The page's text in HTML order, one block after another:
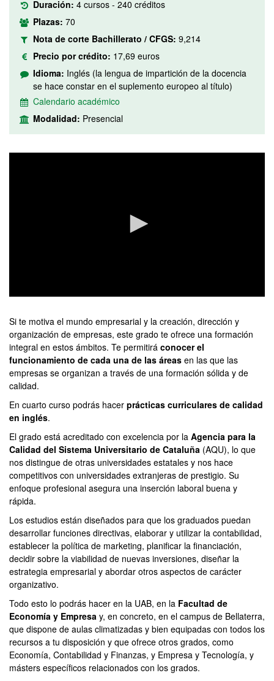
Duración: 4 cursos - 240 créditos
Plazas: 70
Nota de corte Bachillerato / CFGS: 9,214
Precio por crédito: 17,69 euros
Idioma: Inglés (la lengua de impartición de la docencia
se hace constar en el suplemento europeo al título)
Calendario académico
Modalidad: Presencial
of
seconds
Si te motiva el mundo empresarial y la creación, dirección y
organización de empresas, este grado te ofrece una formación
integral en estos ámbitos. Te permitirá conocer el
funcionamiento de cada una de las áreas en las que las
empresas se organizan a través de una formación sólida y de
calidad.
En cuarto curso podrás hacer prácticas curriculares de calidad
en inglés.
El grado está acreditado con excelencia por la Agencia para la
Calidad del Sistema Universitario de Cataluña (AQU), lo que
nos distingue de otras universidades estatales y nos hace
competitivos con universidades extranjeras de prestigio. Su
enfoque profesional asegura una inserción laboral buena y
rápida.
Los estudios están diseñados para que los graduados puedan
desarrollar funciones directivas, elaborar y utilizar la contabilidad,
establecer la política de marketing, planificar la financiación,
decidir sobre la viabilidad de nuevas inversiones, diseñar la
estrategia empresarial y abordar otros aspectos de carácter
organizativo.
Todo esto lo podrás hacer en la UAB, en la Facultad de
Economía y Empresa y, en concreto, en el campus de Bellaterra,
que dispone de aulas climatizadas y bien equipadas con todos los
recursos a tu disposición y que ofrece otros grados, como
Economía, Contabilidad y Finanzas, y Empresa y Tecnología, y
másters específicos relacionados con los grados.